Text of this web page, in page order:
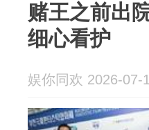
赌王之前出
细心看护
娱你同欢 2026-07-